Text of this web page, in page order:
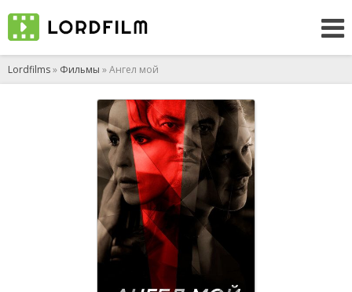
Lordfilms» Фильмы » Ангел мой